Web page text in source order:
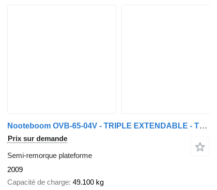
Nooteboom OVB-65-04V - TRIPLE EXTENDABLE - TOTAL 43,76 METER
Prix sur demande
Semi-remorque plateforme
2009
Capacité de charge 49.100 kg